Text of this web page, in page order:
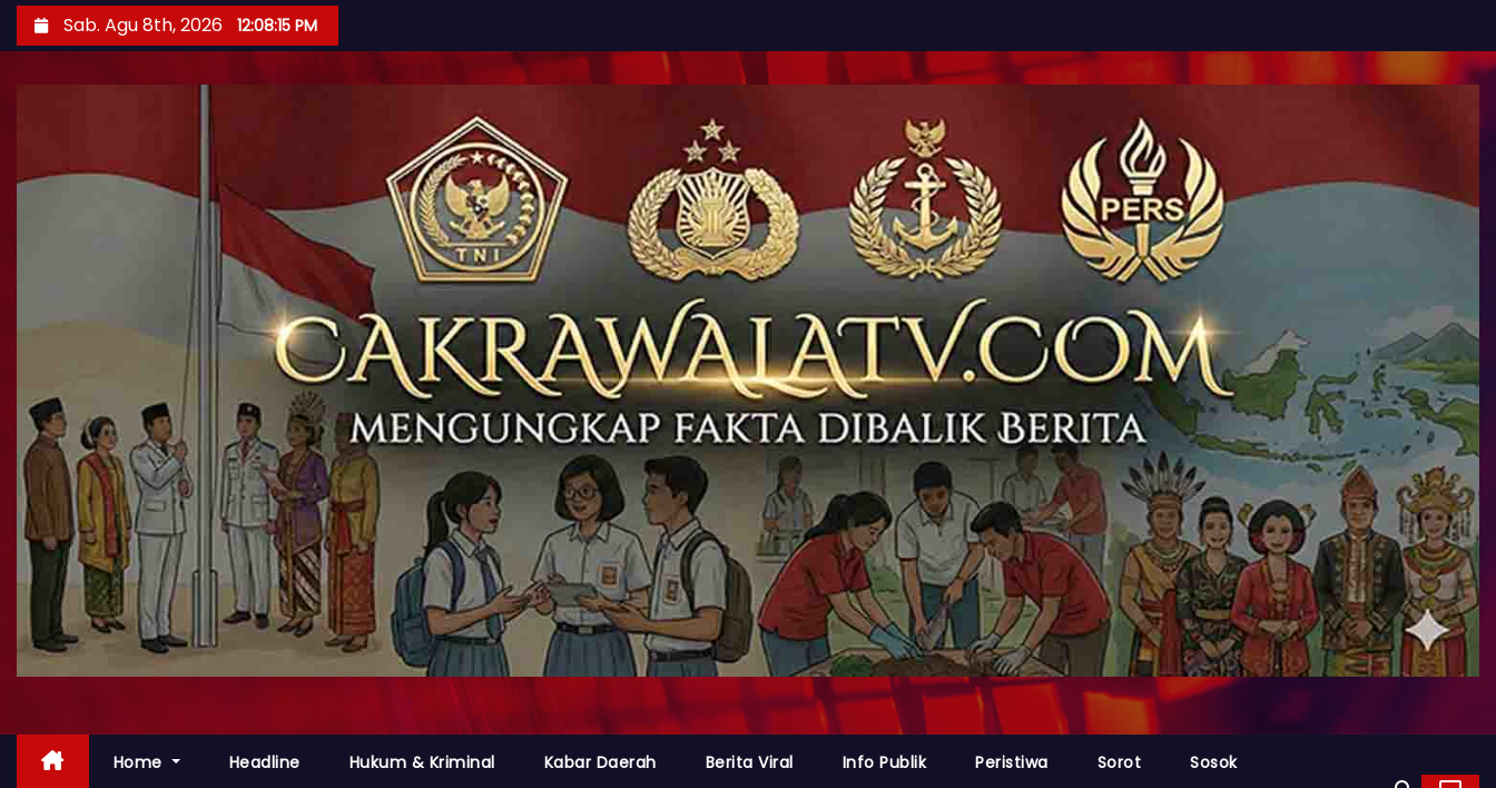
Sab. Agu 8th, 2026 12:08:16 PM
Home Headline Hukum & Kriminal Kabar Daerah Berita Viral Info Publik Peristiwa Sorot Sosok